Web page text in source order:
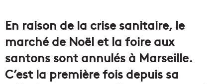
En raison de la crise sanitaire, le
marché de Noël et la foire aux
santons sont annulés à Marseille.
C’est la première fois depuis sa